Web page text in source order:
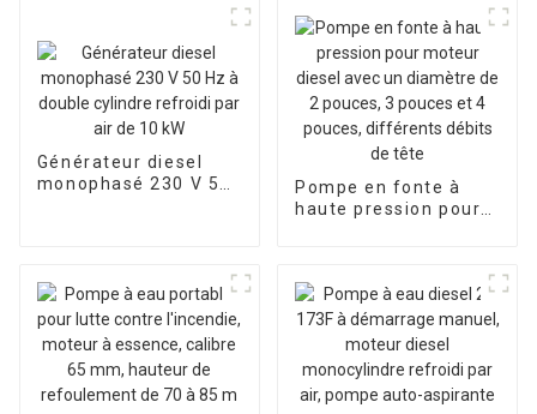
Générateur diesel
monophasé 230 V 50
Pompe en fonte à
haute pression pour
pouces, 3 pouces et 4
pouces, différents
débits de tête